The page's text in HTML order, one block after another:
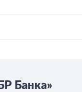
Банка»